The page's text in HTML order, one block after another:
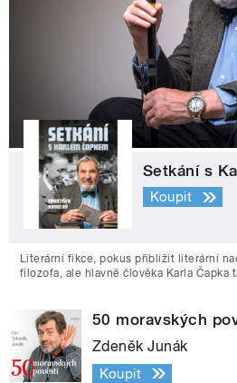
Setkání s
Koupit
Literární fikce, pokus přiblížit literární
filozofa, ale hlavně člověka Karla Čapka
50 moravských
Zdeněk Junák
Koupit